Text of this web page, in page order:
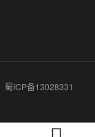
蜀ICP备13028331